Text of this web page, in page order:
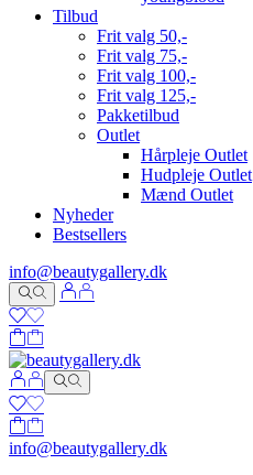
Tilbud
Frit valg 50,-
Frit valg 75,-
Frit valg 100,-
Frit valg 125,-
Pakketilbud
Outlet
Hårpleje Outlet
Hudpleje Outlet
Mænd Outlet
Nyheder
Bestsellers
info@beautygallery.dk
info@beautygallery.dk